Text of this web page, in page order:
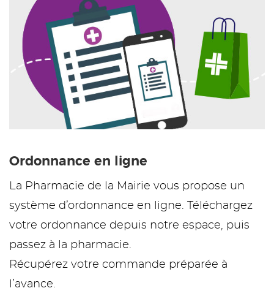
Ordonnance en ligne
La Pharmacie de la Mairie vous propose un
système d’ordonnance en ligne. Téléchargez
votre ordonnance depuis notre espace, puis
passez à la pharmacie.
Récupérez votre commande préparée à
l’avance.